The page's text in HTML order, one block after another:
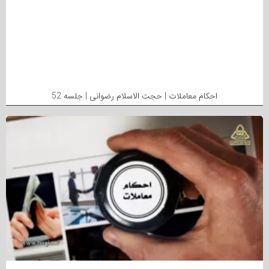
احکام معاملات | حجت الاسلام رضوانی | جلسه 52